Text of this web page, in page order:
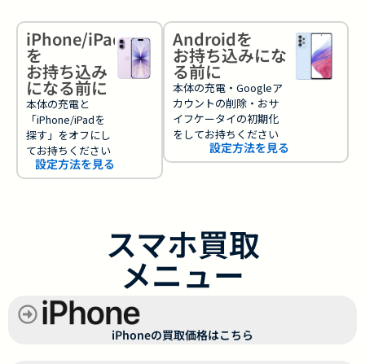
iPhone/iPad
を
お持ち込み
になる前に
本体の充電と
「iPhone/iPadを
探す」をオフにし
てお持ちください
設定方法を見る
Androidを
お持ち込みにな
る前に
本体の充電・Googleア
カウントの削除・おサ
イフケータイの初期化
をしてお持ちください
設定方法を見る
スマホ買取
メニュー
iPhoneの買取価格はこちら